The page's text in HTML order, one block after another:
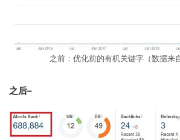
之前：优化前的有机关键字（数据来
之后–